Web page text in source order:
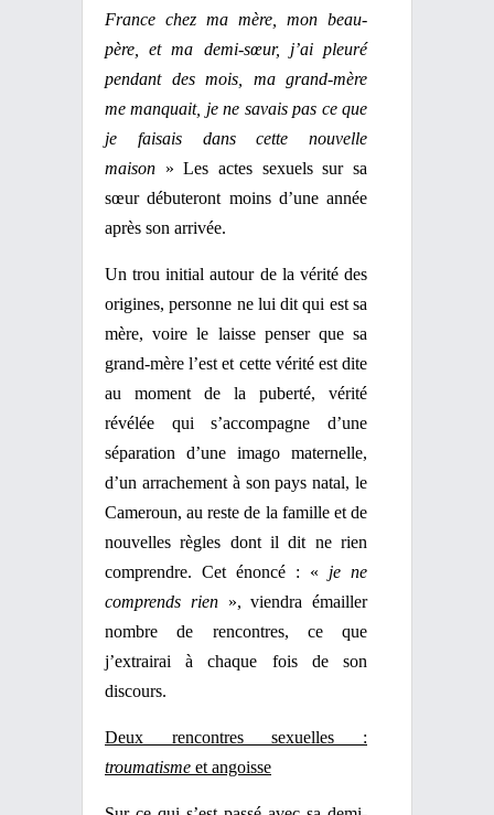
France chez ma mère, mon beau-
père, et ma demi-sœur, j’ai pleuré
pendant des mois, ma grand-mère
me manquait, je ne savais pas ce que
je faisais dans cette nouvelle
maison » Les actes sexuels sur sa
sœur débuteront moins d’une année
après son arrivée.
Un trou initial autour de la vérité des
origines, personne ne lui dit qui est sa
mère, voire le laisse penser que sa
grand-mère l’est et cette vérité est dite
au moment de la puberté, vérité
révélée qui s’accompagne d’une
séparation d’une imago maternelle,
d’un arrachement à son pays natal, le
Cameroun, au reste de la famille et de
nouvelles règles dont il dit ne rien
comprendre. Cet énoncé : « je ne
comprends rien», viendra émailler
nombre de rencontres, ce que
j’extrairai à chaque fois de son
discours.
Deux rencontres sexuelles :
troumatisme et angoisse